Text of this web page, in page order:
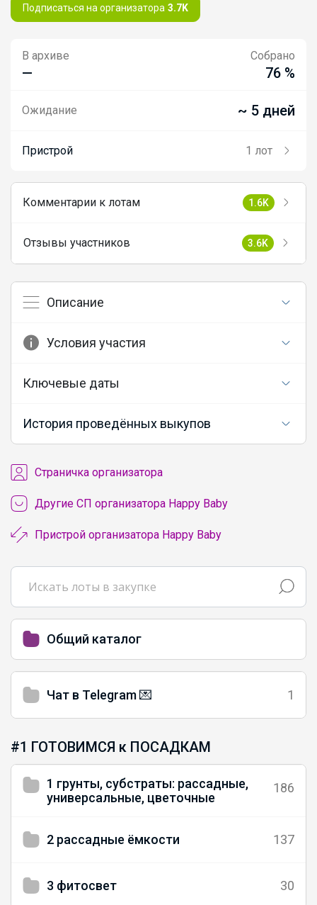
Общий каталог
Чат в Telegram 💌 1
#1 ГОТОВИМСЯ к ПОСАДКАМ
1 грунты, субстраты: рассадные,
универсальные, цветочные
186
2 рассадные ёмкости 137
3 фитосвет 30
Подписаться на организатора 3.7K
В архиве
—
Собрано
76 %
Ожидание ~ 5 дней
Пристрой 1 лот
Комментарии к лотам 1.6K
Отзывы участников 3.6K
Описание
Условия участия
Ключевые даты
История проведённых выкупов
Cтраничка организатора
Другие СП организатора Happy Baby
Пристрой организатора Happy Baby